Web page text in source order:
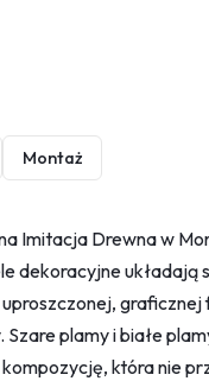
Montaż
Imitacja Drewna w
dekoracyjne układają
plamy i białe
która nie